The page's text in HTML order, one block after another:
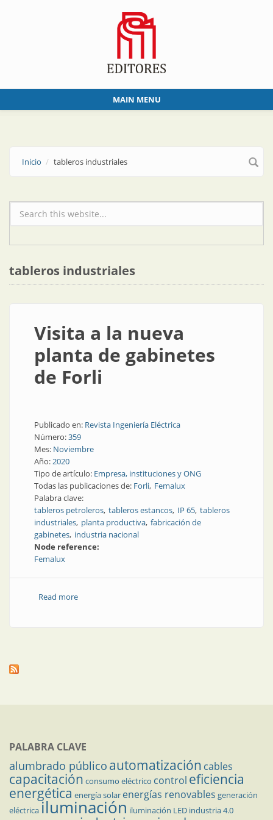
MAIN MENU
Inicio tableros industriales
Formulario de búsqueda
tableros industriales
Visita a la nueva
planta de gabinetes
de Forli
Publicado en: Revista Ingeniería Eléctrica
Número:359
Mes: Noviembre
Año:2020
Tipo de artículo: Empresa, instituciones y ONG
Todas las publicaciones de: Forli Femalux
Palabra clave:
tableros petroleros tableros estancos IP 65 tableros
industriales planta productiva fabricación de
gabinetes industria nacional
Node reference:
Femalux
Read moreabout Visita a la nueva planta de gabinetes de Forli
PALABRA CLAVE
alumbrado público automatización cables
capacitación consumo eléctrico control eficiencia
energética energía solar energías renovables generación
eléctricailuminación iluminación LED industria 4.0